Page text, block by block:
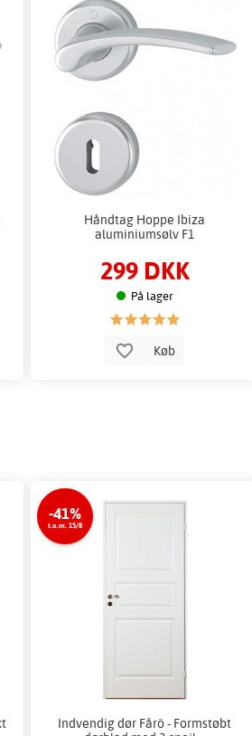
Håndtag Hoppe Ibiza
aluminiumsølv F1
299 DKK
På lager
Køb
-41%
t.o.m. 15/8
Indvendig dør Fårö - Formstøbt